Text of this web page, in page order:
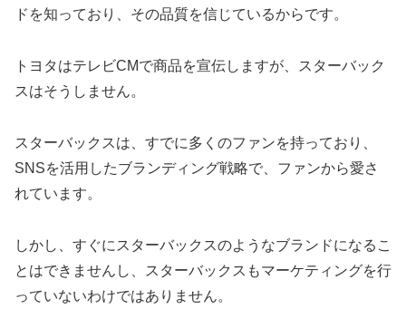
ドを知っており、その品質を信じているからです。
トヨタはテレビCMで商品を宣伝しますが、スターバック
スはそうしません。
スターバックスは、すでに多くのファンを持っており、
SNSを活用したブランディング戦略で、ファンから愛さ
れています。
しかし、すぐにスターバックスのようなブランドになるこ
とはできませんし、スターバックスもマーケティングを行
っていないわけではありません。